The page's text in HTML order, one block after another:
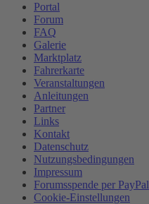
Portal
Forum
FAQ
Galerie
Marktplatz
Fahrerkarte
Veranstaltungen
Anleitungen
Partner
Links
Kontakt
Datenschutz
Nutzungsbedingungen
Impressum
Forumsspende per PayPal
Cookie-Einstellungen